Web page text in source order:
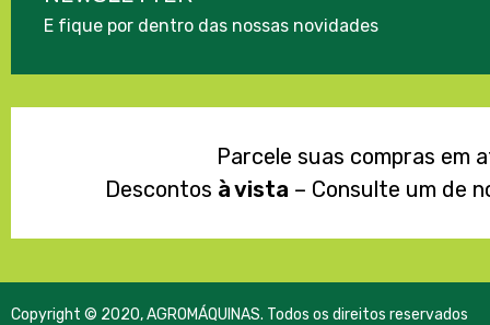
E fique por dentro das nossas novidades
Parcele suas compras em
Descontos à vista – Consulte um de
Copyright © 2020, AGROMÁQUINAS. Todos os direitos reservados